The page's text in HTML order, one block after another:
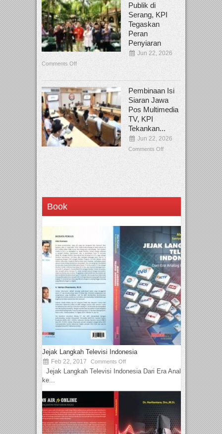
Publik di
Serang, KPI
Tegaskan
Peran
Penyiaran
Jun 22, 2026
Comments Off
Pembinaan Isi
Siaran Jawa
Pos Multimedia
TV, KPI
Tekankan...
Jun 22, 2026
Comments Off
Book
Jejak Langkah Televisi Indonesia
Feb 22, 2017 Comments Off
Jejak Langkah Televisi Indonesia Dari Era Analog
ke...